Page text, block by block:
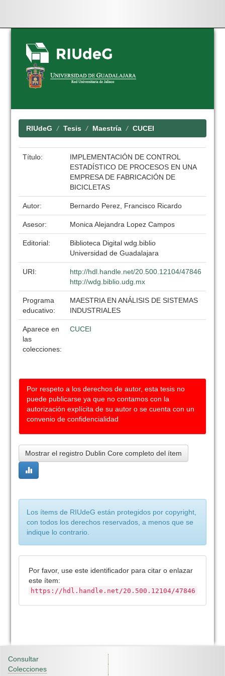
Skip
navigation
RIUdeG Tesis Maestría CUCEI
Título:
IMPLEMENTACIÓN DE CONTROL
ESTADÍSTICO DE PROCESOS EN UNA
EMPRESA DE FABRICACIÓN DE
BICICLETAS
Autor: Bernardo Perez, Francisco Ricardo
Asesor: Monica Alejandra Lopez Campos
Editorial:
Biblioteca Digital wdg.biblio
Universidad de Guadalajara
URI:
http://hdl.handle.net/20.500.12104/47846
http://wdg.biblio.udg.mx
Programa
educativo:
MAESTRIA EN ANÁLISIS DE SISTEMAS
INDUSTRIALES
Aparece en
las
colecciones:
CUCEI
Por respeto a los derechos de autor, esta tesis no
puede publicarse ya que no contamos con la
autorización explícita de su autor o se cuenta con un
convenio de confidencialidad
Mostrar el registro Dublin Core completo del ítem
Los ítems de RIUdeG están protegidos por copyright,
con todos los derechos reservados, a menos que se
indique lo contrario.
Por favor, use este identificador para citar o enlazar
este ítem:
https://hdl.handle.net/20.500.12104/47846
Consultar
Colecciones